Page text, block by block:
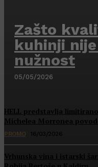
Zašto
kuhinji
nužnost
05/05/2026
HELL predstavlja
Michelea Morronea
PROMO 16/03/2026